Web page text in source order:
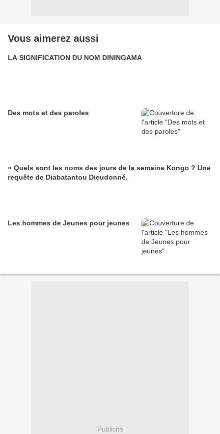
Vous aimerez aussi
LA SIGNIFICATION DU NOM DININGAMA
Des mots et des paroles
« Quels sont les noms des jours de la semaine Kongo ? Une
requête de Diabatantou Dieudonné.
Les hommes de Jeunes pour jeunes
Publicité